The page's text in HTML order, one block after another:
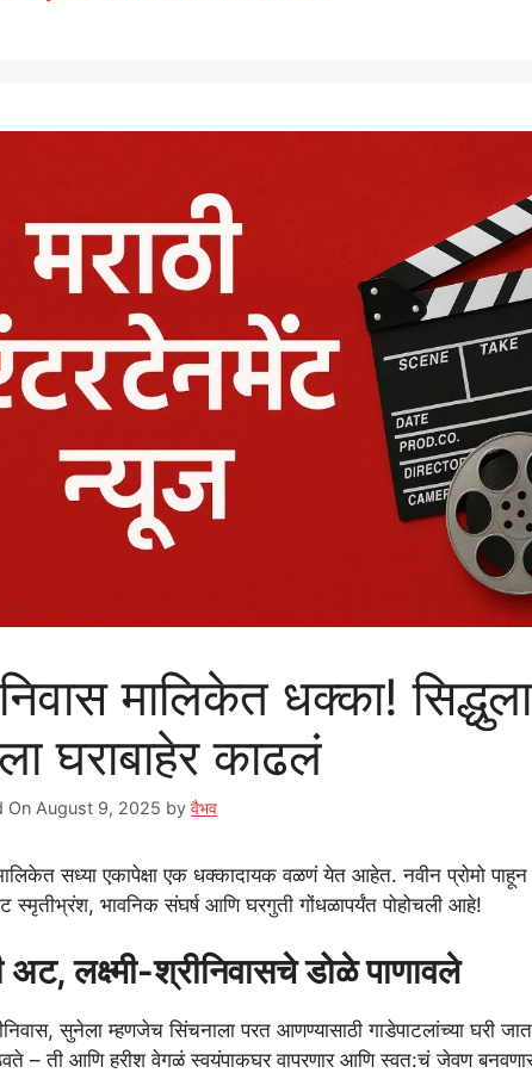
निवास मालिकेत धक्का!
घराबाहेर काढलं
On August 9, 2025 by वैभव
मालिकेत सध्या एकापेक्षा एक धक्कादायक वळणं येत आहेत. नवीन प्रोमो
स्मृतीभ्रंश, भावनिक संघर्ष आणि घरगुती गोंधळापर्यंत पोहोचली आहे!
अट, लक्ष्मी-श्रीनिवासचे डोळे पाणावले
सुनेला म्हणजेच सिंचनाला परत आणण्यासाठी गाडेपाटलांच्या घरी
– ती आणि हरीश वेगळं स्वयंपाकघर वापरणार आणि स्वत:चं जेवण